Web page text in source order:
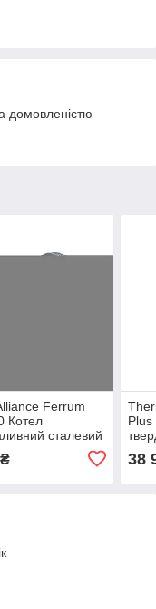
домовленістю
Ferrum
Котел
сталевий
кВт, "M Plus
Plus
38